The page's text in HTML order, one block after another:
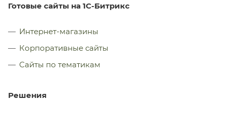
Готовые сайты на 1С-Битрикс
Интернет-магазины
Корпоративные сайты
Сайты по тематикам
Решения